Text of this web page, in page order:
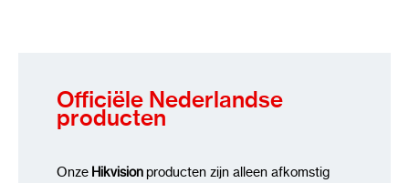
Officiële Nederlandse
producten
Onze Hikvisionproducten zijn alleen afkomstig